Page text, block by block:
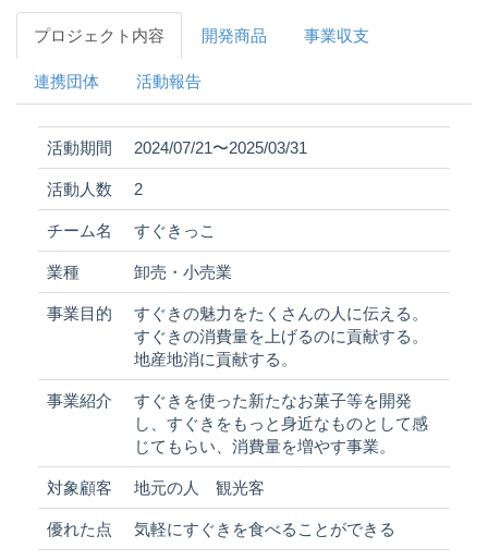
プロジェクト内容 開発商品 事業収支
連携団体 活動報告
活動期間 2024/07/21〜2025/03/31
活動人数 2
チーム名 すぐきっこ
業種 卸売・小売業
事業目的
すぐきの魅力をたくさんの人に伝える。
すぐきの消費量を上げるのに貢献する。
地産地消に貢献する。
事業紹介
すぐきを使った新たなお菓子等を開発
し、すぐきをもっと身近なものとして感
じてもらい、消費量を増やす事業。
対象顧客 地元の人 観光客
優れた点 気軽にすぐきを食べることができる